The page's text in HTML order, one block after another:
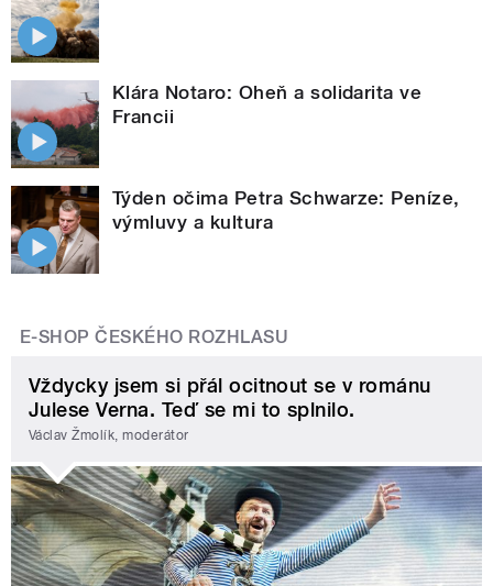
Klára Notaro: Oheň a solidarita ve
Francii
Týden očima Petra Schwarze: Peníze,
výmluvy a kultura
E-SHOP ČESKÉHO ROZHLASU
Vždycky jsem si přál ocitnout se v románu
Julese Verna. Teď se mi to splnilo.
Václav Žmolík, moderátor